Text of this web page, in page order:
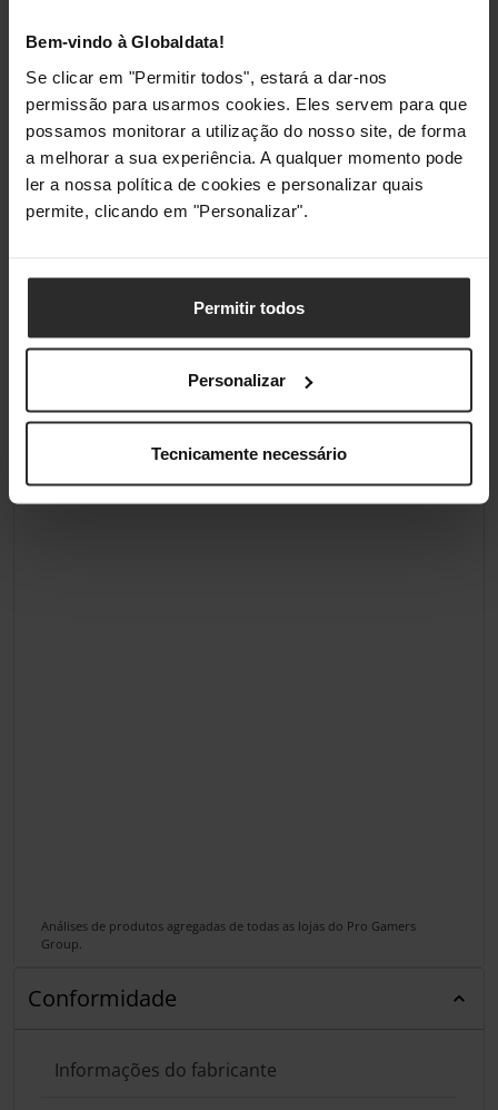
Bem-vindo à Globaldata!
Se clicar em "Permitir todos", estará a dar-nos
permissão para usarmos cookies. Eles servem para que
possamos monitorar a utilização do nosso site, de forma
a melhorar a sua experiência. A qualquer momento pode
ler a nossa política de cookies e personalizar quais
permite, clicando em "Personalizar".
Permitir todos
Personalizar
Tecnicamente necessário
Classificações
Análises de produtos agregadas de todas as lojas do Pro Gamers
Group.
Conformidade
Informações do fabricante